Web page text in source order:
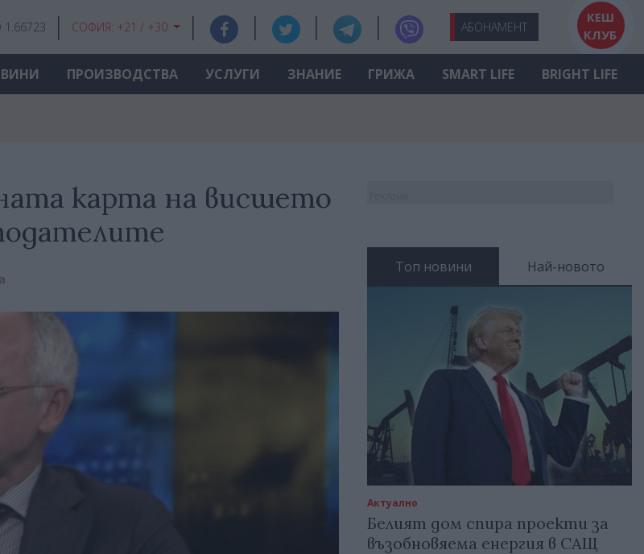
1.66723 СОФИЯ: +21 / +30 АБОНАМЕНТ
КЕШ
КЛУБ
ПРОИЗВОДСТВА УСЛУГИ ЗНАНИЕ ГРИЖА SMART LIFE BRIGHT LIFE
карта на висшето
Топ новини Най-новото
Актуално
Белият дом спира проекти за
възобновяема енергия в САЩ